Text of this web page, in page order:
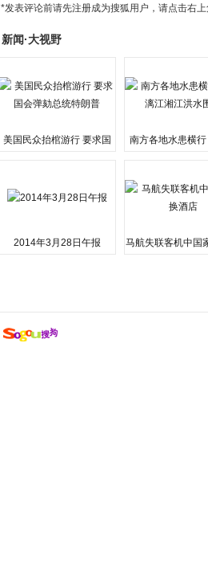
*发表评论前请先注册成为搜狐用户，请点击右上
新闻·大视野
美国民众抬棺游行 要求国
南方各地水患横
2014年3月28日午报
马航失联客机中国